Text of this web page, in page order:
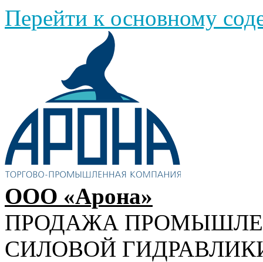
Перейти к основному
ООО «Арона»
ПРОДАЖА
СИЛОВОЙ